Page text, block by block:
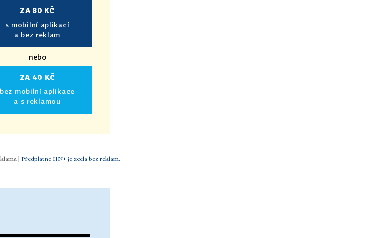
ZA 80 KČ
s mobilní aplikací
a bez reklam
nebo
ZA 40 KČ
bez mobilní aplikace
a s reklamou
Předplatné HN+ je zcela bez reklam.